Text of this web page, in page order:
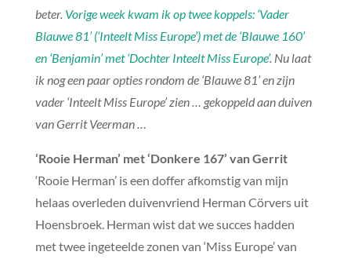
beter. Vorige week kwam ik op twee koppels: ‘Vader
Blauwe 81’ (‘Inteelt Miss Europe’) met de ‘Blauwe 160’
en ‘Benjamin’ met ‘Dochter Inteelt Miss Europe’. Nu laat
ik nog een paar opties rondom de ‘Blauwe 81’ en zijn
vader ‘Inteelt Miss Europe’ zien … gekoppeld aan duiven
van Gerrit Veerman …
‘Rooie Herman’ met ‘Donkere 167’ van Gerrit
‘Rooie Herman’ is een doffer afkomstig van mijn
helaas overleden duivenvriend Herman Cörvers uit
Hoensbroek. Herman wist dat we succes hadden
met twee ingeteelde zonen van ‘Miss Europe’ van